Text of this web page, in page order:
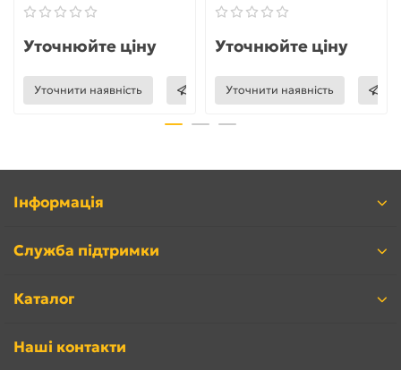
Уточнюйте ціну
Уточнити наявність
Уточнюйте ціну
Уточнити наявність
Інформація
Служба підтримки
Каталог
Наші контакти